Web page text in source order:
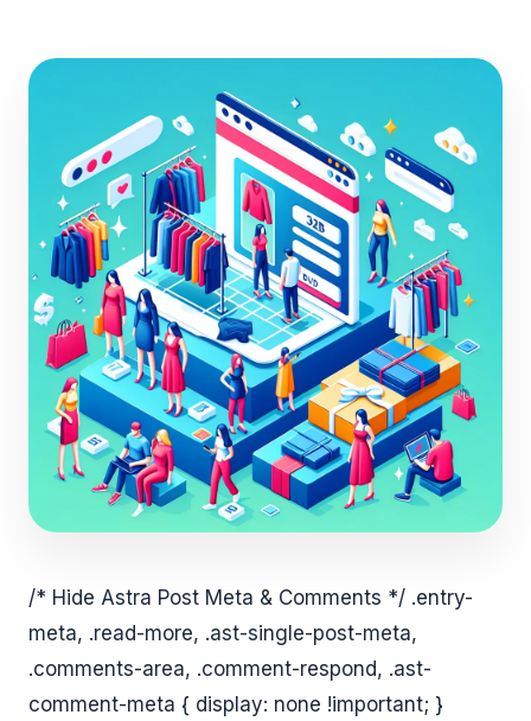
/* Hide Astra Post Meta & Comments */ .entry-
meta, .read-more, .ast-single-post-meta,
.comments-area, .comment-respond, .ast-
comment-meta { display: none !important; }